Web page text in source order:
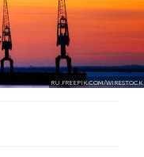
RU.FREEPIK.COM/WIRESTOCK